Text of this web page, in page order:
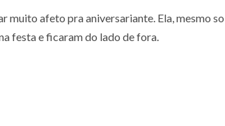
afeto pra aniversariante. Ela, mesmo
festa e ficaram do lado de fora.